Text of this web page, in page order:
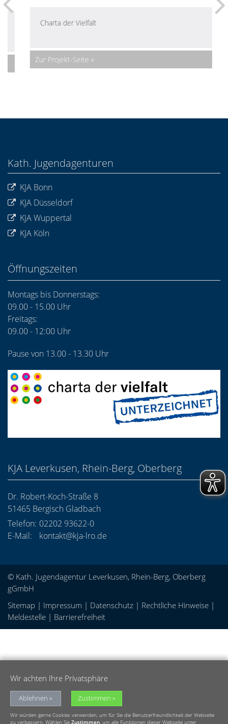
Charta der Vielfalt
Zur Projekt-Seite
Kath. Jugendagenturen
KJA Bonn
KJA Düsseldorf
KJA Wuppertal
KJA Köln
Öffnungszeiten
Montags bis Donnerstags:
09.00 - 15.00 Uhr
Freitags:
09.00 - 12:00 Uhr
Pause von 13.00 - 13.30 Uhr
KJA Leverkusen, Rhein-Berg, Oberberg
Dr. Robert-Koch-Straße 8
51465 Bergisch Gladbach
Telefon: 02202 93622-0
E-Mail:
kontakt@kja-lro.de
© Kath. Jugendagentur Leverkusen, Rhein-Berg, Oberberg
gGmbH
Sitemap | Impressum | Datenschutz | Rechtliche Hinweise |
Meldestelle | Barrierefreiheit
Wir achten Ihre Privatsphäre
Ablehnen Zustimmen
Wir würden gerne Cookies verwenden, um für Sie die Benutzerfreundlichkeit der Webseite
zu verbessern. Wählen Sie Zustimmen, um alle Funktionen dieser Webseite unter